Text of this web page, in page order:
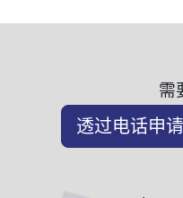
需
透过电话申请